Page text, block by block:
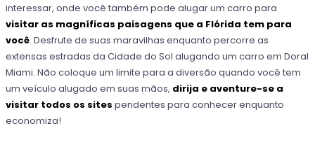
interessar, onde você também pode alugar um carro para
visitar as magníficas paisagens que a Flórida tem para
você. Desfrute de suas maravilhas enquanto percorre as
extensas estradas da Cidade do Sol alugando um carro em Doral
Miami. Não coloque um limite para a diversão quando você tem
um veículo alugado em suas mãos, dirija e aventure-se a
visitar todos os sites pendentes para conhecer enquanto
economiza!